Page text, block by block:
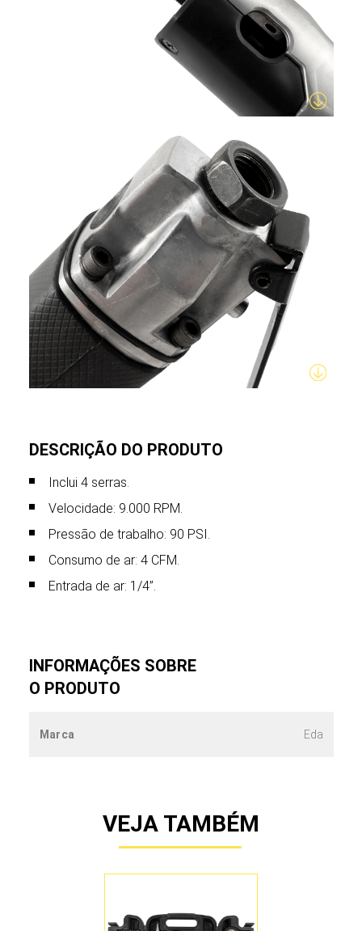
DESCRIÇÃO DO PRODUTO
Inclui 4 serras.
Velocidade: 9.000 RPM.
Pressão de trabalho: 90 PSI.
Consumo de ar: 4 CFM.
Entrada de ar: 1/4”.
INFORMAÇÕES SOBRE
O PRODUTO
Marca Eda
VEJA TAMBÉM